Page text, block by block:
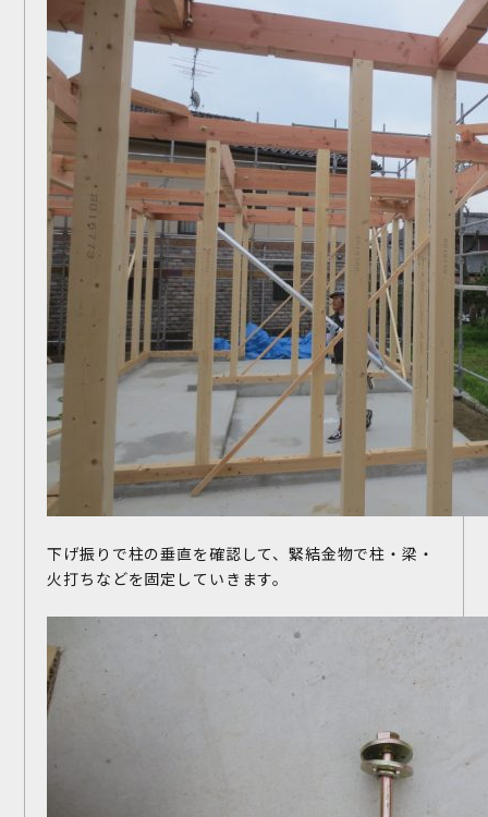
下げ振りで柱の垂直を確認して、緊結金物で柱・梁・
火打ちなどを固定していきます。